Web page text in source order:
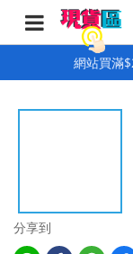
網站買滿
分享到